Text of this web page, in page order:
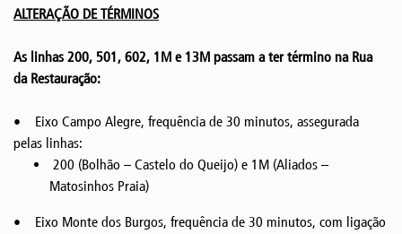
ALTERAÇÃO DE TÉRMINOS
As linhas 200, 501, 602, 1M e 13M passam a ter término na Rua
da Restauração:
• Eixo Campo Alegre, frequência de 30 minutos, assegurada
pelas linhas:
200 (Bolhão – Castelo do Queijo) e 1M (Aliados –
Matosinhos Praia)
• Eixo Monte dos Burgos, frequência de 30 minutos, com ligação